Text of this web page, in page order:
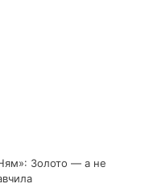
Золото — а не